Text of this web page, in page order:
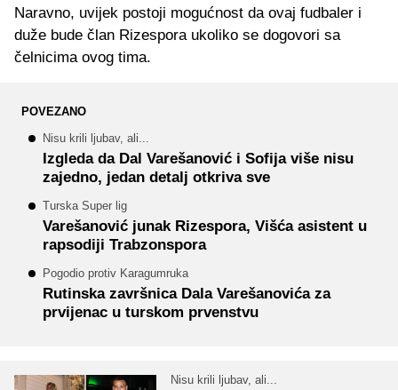
Naravno, uvijek postoji mogućnost da ovaj fudbaler i
duže bude član Rizespora ukoliko se dogovori sa
čelnicima ovog tima.
POVEZANO
Nisu krili ljubav, ali...
Izgleda da Dal Varešanović i Sofija više nisu
zajedno, jedan detalj otkriva sve
Turska Super lig
Varešanović junak Rizespora, Višća asistent u
rapsodiji Trabzonspora
Pogodio protiv Karagumruka
Rutinska završnica Dala Varešanovića za
prvijenac u turskom prvenstvu
Nisu krili ljubav, ali...